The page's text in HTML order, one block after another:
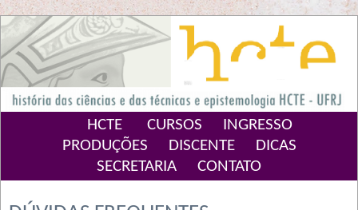
HCTE CURSOS
INGRESSO
PRODUÇÕES
DISCENTE
DICAS
SECRETARIA
CONTATO